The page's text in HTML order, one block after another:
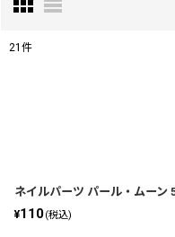
21 件
ネイルパーツ パール・ムーン
¥110(税込)